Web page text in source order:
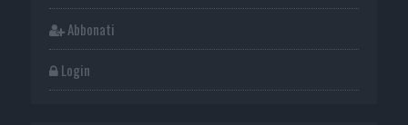
Abbonati
Login